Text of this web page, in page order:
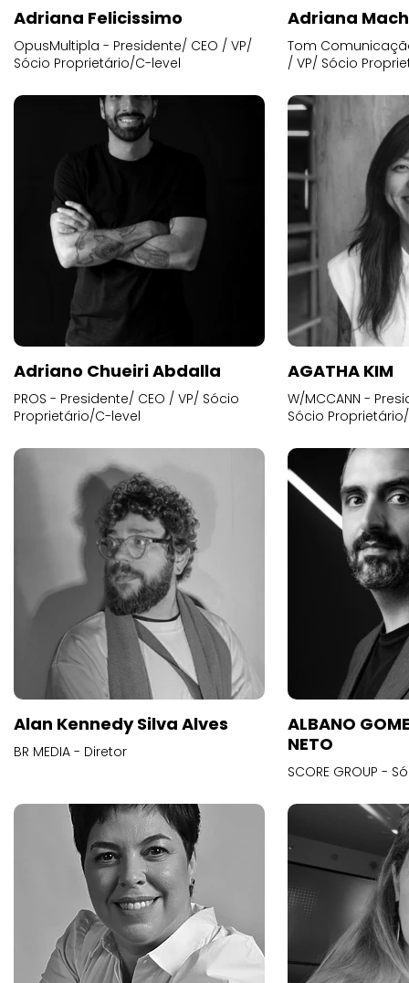
Adriana Felicissimo
OpusMultipla - Presidente/ CEO / VP/
Sócio Proprietário/C-level
Adriana
Tom
/ VP/ Sócio
Adriano Chueiri Abdalla
PROS - Presidente/ CEO / VP/ Sócio
Proprietário/C-level
AGATHA KIM
W/MCCANN -
Sócio
Alan Kennedy Silva Alves
BR MEDIA - Diretor
ALBANO
NETO
SCORE GROUP -